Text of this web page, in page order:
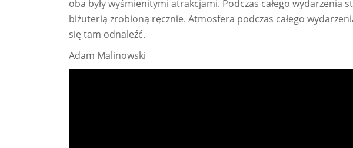
oba były wyśmienitymi atrakcjami. Podczas całego wydarzenia
biżuterią zrobioną ręcznie. Atmosfera podczas całego
się tam odnaleźć.
Adam Malinowski